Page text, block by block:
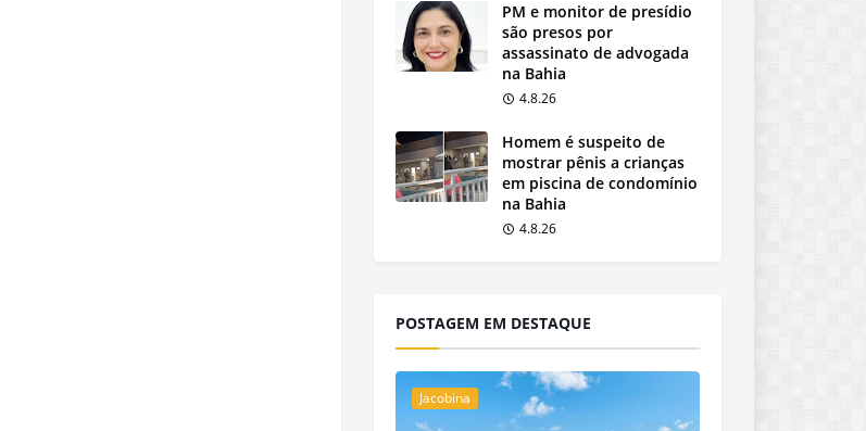
PM e monitor de presídio
são presos por
assassinato de advogada
na Bahia
4.8.26
Homem é suspeito de
mostrar pênis a crianças
em piscina de condomínio
na Bahia
4.8.26
POSTAGEM EM DESTAQUE
Jacobina